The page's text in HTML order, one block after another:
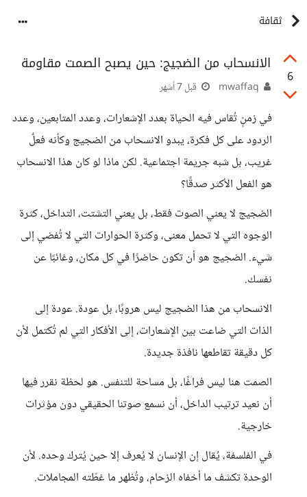
ثقافة
6
الانسحاب من الضجيج: حين يصبح الصمت مقاومة
قبل 7 أشهر
في زمنٍ تُقاس فيه الحياة بعدد الإشعارات، وعدد المتابعين، وعدد
الردود على كل فكرة، يبدو الانسحاب من الضجيج وكأنه فعلٌ
غريب، بل شبه جريمة اجتماعية. لكن ماذا لو كان هذا الانسحاب
هو الفعل الأكثر صدقًا؟
الضجيج لا يعني الصوت فقط، بل يعني التشتت، التداخل، كثرة
الوجوه التي لا تحمل معنى، وكثرة الحوارات التي لا تُفضي إلى
شيء. الضجيج هو أن تكون حاضرًا في كل مكان، وغائبًا عن
نفسك.
الانسحاب من هذا الضجيج ليس هروبًا، بل عودة. عودة إلى
الذات التي ضاعت بين الإشعارات، إلى الأفكار التي لم تُكتمل لأن
كل دقيقة تقاطعها نافذة جديدة.
الصمت هنا ليس فراغًا، بل مساحة للتنفس. هو لحظة نقرر فيها
أن نعيد ترتيب الداخل، أن نسمع صوتنا الحقيقي دون مؤثرات
خارجية.
في الفلسفة، يُقال إن الإنسان لا يُعرف إلا حين يُترك وحده. لأن
الوحدة تكشف ما أخفاه الزحام، وتُظهر ما غطّته المجاملات.